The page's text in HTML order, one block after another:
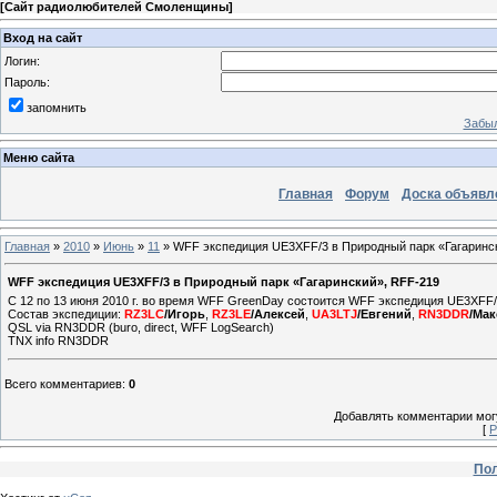
[Сайт радиолюбителей Смоленщины]
Вход на сайт
Логин:
Пароль:
запомнить
Меню сайта
Главная Форум Доска
Главная » 2010 » Июнь » 11 » WFF экспедиция UE3XFF/3 в Природный парк
WFF экспедиция UE3XFF/3 в Природный парк «Гагаринский», RFF-219
С 12 по 13 июня 2010 г. во время WFF GreenDay состоится WFF экспедиция
Состав экспедиции: RZ3LC/Игорь RZ3LE/Алексей UA3LTJ/Евгений RN3DDR/
QSL via RN3DDR (buro, direct, WFF LogSearch)
TNX info RN3DDR
Всего комментариев: 0
Добавлять комментарии
[